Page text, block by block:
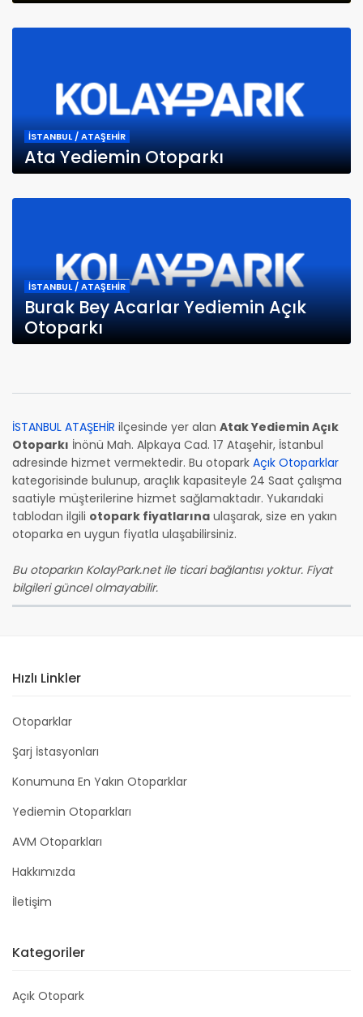
İSTANBUL / ATAŞEHİR
Ata Yediemin Otoparkı
İSTANBUL / ATAŞEHİR
Burak Bey Acarlar Yediemin Açık
Otoparkı
İSTANBUL ATAŞEHİR ilçesinde yer alan Atak Yediemin Açık
Otoparkı İnönü Mah. Alpkaya Cad. 17 Ataşehir, İstanbul
adresinde hizmet vermektedir. Bu otopark Açık Otoparklar
kategorisinde bulunup, araçlık kapasiteyle 24 Saat çalışma
saatiyle müşterilerine hizmet sağlamaktadır. Yukarıdaki
tablodan ilgili otopark fiyatlarına ulaşarak, size en yakın
otoparka en uygun fiyatla ulaşabilirsiniz.
Bu otoparkın KolayPark.net ile ticari bağlantısı yoktur. Fiyat
bilgileri güncel olmayabilir.
Hızlı Linkler
Otoparklar
Şarj İstasyonları
Konumuna En Yakın Otoparklar
Yediemin Otoparkları
AVM Otoparkları
Hakkımızda
İletişim
Kategoriler
Açık Otopark